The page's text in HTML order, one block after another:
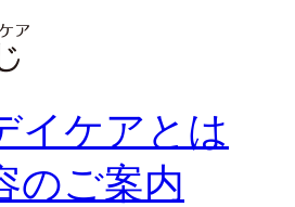
イケアとは
のご案内